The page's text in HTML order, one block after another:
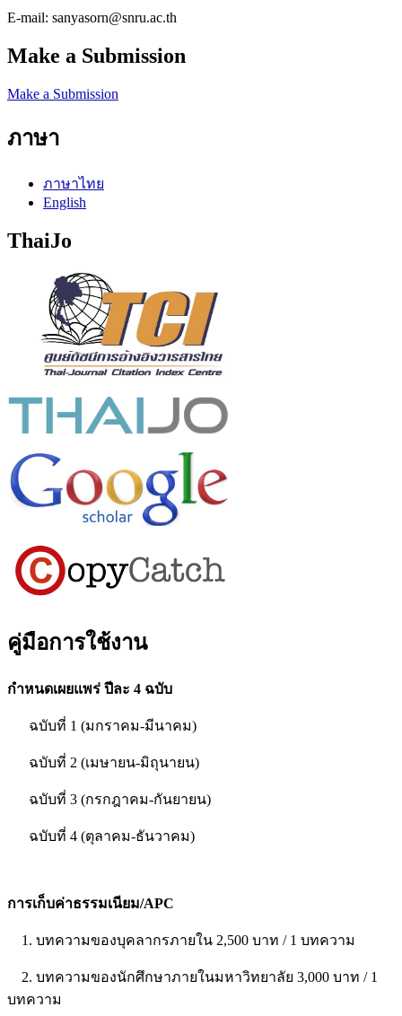
E-mail: sanyasorn@snru.ac.th
Make a Submission
Make a Submission
ภาษา
ภาษาไทย
English
ThaiJo
คู่มือการใช้งาน
กำหนดเผยแพร่ ปีละ 4 ฉบับ
ฉบับที่ 1 (มกราคม-มีนาคม)
ฉบับที่ 2 (เมษายน-มิถุนายน)
ฉบับที่ 3 (กรกฎาคม-กันยายน)
ฉบับที่ 4 (ตุลาคม-ธันวาคม)
การเก็บค่าธรรมเนียม/APC
1. บทความของบุคลากรภายใน 2,500 บาท / 1 บทความ
2. บทความของนักศึกษาภายในมหาวิทยาลัย 3,000 บาท / 1
บทความ